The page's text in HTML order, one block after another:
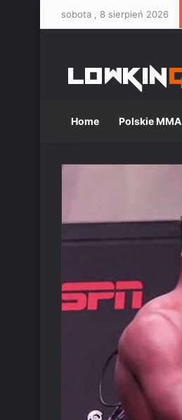
sobota , 8 sierpień 2026
Home Polskie MMA